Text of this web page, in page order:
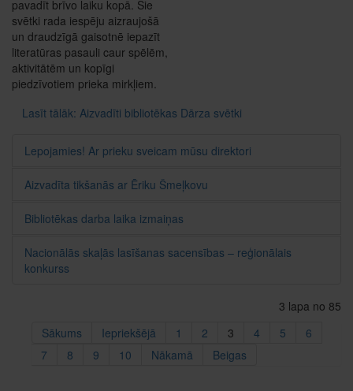
pavadīt brīvo laiku kopā. Šie
svētki rada iespēju aizraujošā
un draudzīgā gaisotnē iepazīt
literatūras pasauli caur spēlēm,
aktivitātēm un kopīgi
piedzīvotiem prieka mirkļiem.
Lasīt tālāk: Aizvadīti bibliotēkas Dārza svētki
Lepojamies! Ar prieku sveicam mūsu direktori
Aizvadīta tikšanās ar Ēriku Šmeļkovu
Bibliotēkas darba laika izmaiņas
Nacionālās skaļās lasīšanas sacensības – reģionālais
konkurss
3 lapa no 85
Sākums
Iepriekšējā 1 2 3 4 5
6
7
8 9 10 Nākamā Beigas